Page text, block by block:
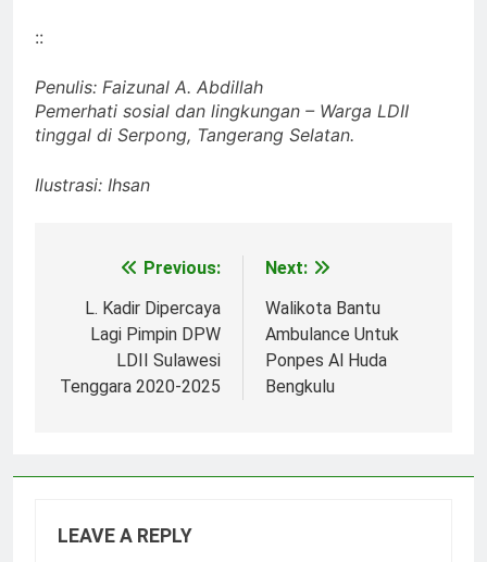
::
Penulis: Faizunal A. Abdillah
Pemerhati sosial dan lingkungan – Warga LDII
tinggal di Serpong, Tangerang Selatan.
Ilustrasi: Ihsan
navigation
Previous:
L. Kadir Dipercaya
Lagi Pimpin DPW
LDII Sulawesi
Tenggara 2020-2025
Next:
Walikota Bantu
Ambulance Untuk
Ponpes Al Huda
Bengkulu
LEAVE A REPLY